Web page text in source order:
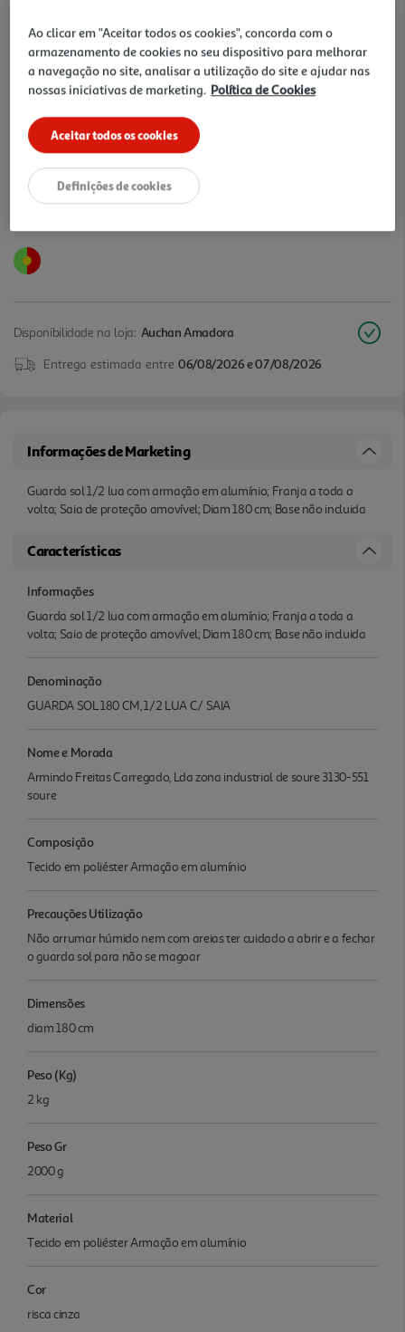
Price reduced from
99,99 €to
89,99 €
Promoção:de 29/6/2026 a 31/8/2026
Notas de preparação
Disponibilidade na loja: Auchan Amadora
Entrega estimada entre 06/08/2026 e 07/08/2026
Informações de Marketing
Guarda sol 1/2 lua com armação em alumínio; Franja a toda a
volta; Saia de proteção amovível; Diam 180 cm; Base não incluida
Características
Informações
Guarda sol 1/2 lua com armação em alumínio; Franja a toda a
volta; Saia de proteção amovível; Diam 180 cm; Base não incluida
Denominação
GUARDA SOL 180 CM, 1/2 LUA C/ SAIA
Nome e Morada
Armindo Freitas Carregado, Lda zona industrial de soure 3130-551
soure
Composição
Tecido em poliéster Armação em alumínio
Precauções Utilização
Não arrumar húmido nem com areias ter cuidado a abrir e a fechar
o guarda sol para não se magoar
Dimensões
diam 180 cm
Peso (Kg)
2 kg
Peso Gr
2000 g
Material
Tecido em poliéster Armação em alumínio
Cor
risca cinza
Ao clicar em "Aceitar todos os cookies", concorda com o
armazenamento de cookies no seu dispositivo para melhorar
a navegação no site, analisar a utilização do site e ajudar nas
nossas iniciativas de marketing. Política de Cookies
Aceitar todos os cookies
Definições de cookies